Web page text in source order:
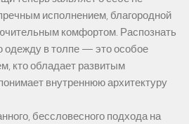
исполнением, благородной
комфортом. Распознать
одежду в толпе — это особое
кто обладает развитым
внутреннюю архитектуру
бессловесного подхода на